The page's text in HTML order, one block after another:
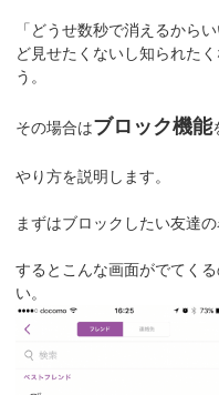
「どうせ数秒で消えるから
ど見せたくないし知られた
う。
その場合はブロック機能
やり方を説明します。
まずはブロックしたい友達
するとこんな画面がでてく
い。